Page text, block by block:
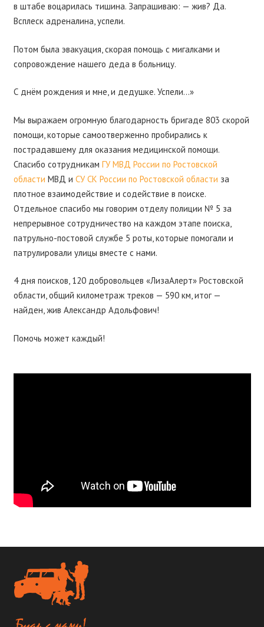
в штабе воцарилась тишина. Запрашиваю: — жив? Да.
Всплеск адреналина, успели.
Потом была эвакуация, скорая помощь с мигалками и
сопровождение нашего деда в больницу.
С днём рождения и мне, и дедушке. Успели…»
Мы выражаем огромную благодарность бригаде 803 скорой
помощи, которые самоотверженно пробирались к
пострадавшему для оказания медицинской помощи.
Спасибо сотрудникам ГУ МВД России по Ростовской
области МВД и СУ СК России по Ростовской области за
плотное взаимодействие и содействие в поиске.
Отдельное спасибо мы говорим отделу полиции № 5 за
непрерывное сотрудничество на каждом этапе поиска,
патрульно-постовой службе 5 роты, которые помогали и
патрулировали улицы вместе с нами.
4 дня поисков, 120 добровольцев «ЛизаАлерт» Ростовской
области, общий километраж треков — 590 км, итог —
найден, жив Александр Адольфович!
Помочь может каждый!